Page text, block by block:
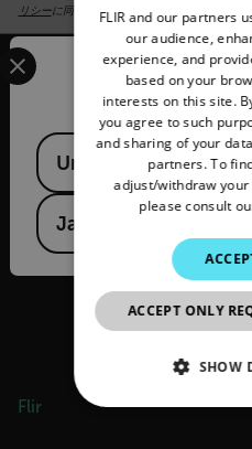
リシーに同意したものとみなされます。
2026 © Flir All rights reserved.
Flir
Confirm
Select your preferred country
Available Locations
United States
Japan
FLIR and our partners
our audience,
experience, and
based on your
interests on this site.
you agree to such
and sharing of your
partners. To
adjust/withdraw
please consult
ACCEPT ONLY
SHOW